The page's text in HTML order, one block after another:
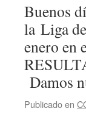
Buenos
la Liga
enero en
Damos
Publicado en